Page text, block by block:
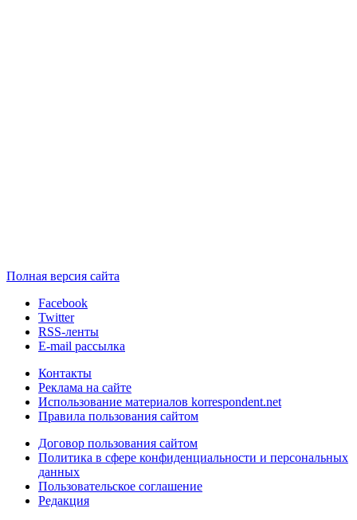
Полная версия сайта
Facebook
Twitter
RSS-ленты
E-mail рассылка
Контакты
Реклама на сайте
Использование материалов korrespondent.net
Правила пользования сайтом
Договор пользования сайтом
Политика в сфере конфиденциальности и персональных
данных
Пользовательское соглашение
Редакция